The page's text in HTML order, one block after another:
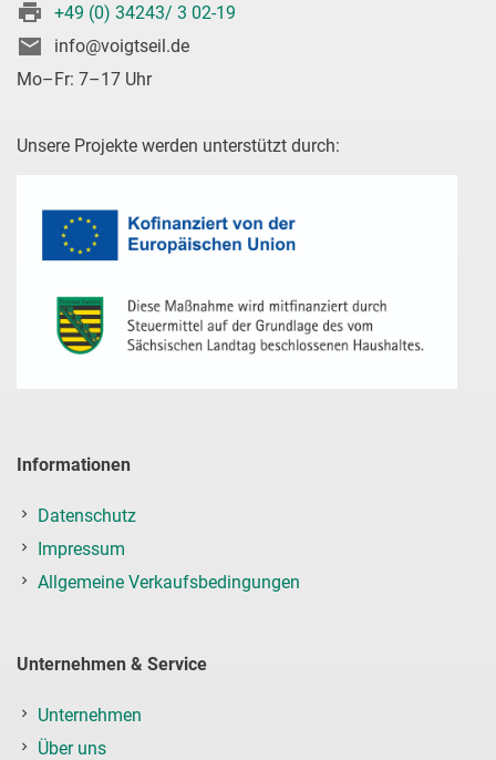
+49 (0) 34243/ 3 02-19
info@voigtseil.de
Mo–Fr: 7–17 Uhr
Unsere Projekte werden unterstützt durch:
Informationen
Datenschutz
Impressum
Allgemeine Verkaufsbedingungen
Unternehmen & Service
Unternehmen
Über uns